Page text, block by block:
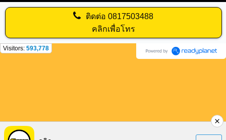
ติดต่อ0817503488
คลิกเพื่อโทร
Visitors: 593,778